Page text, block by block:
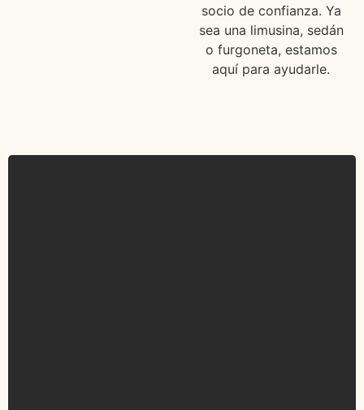
socio de confianza. Ya
sea una limusina, sedán
o furgoneta, estamos
aquí para ayudarle.